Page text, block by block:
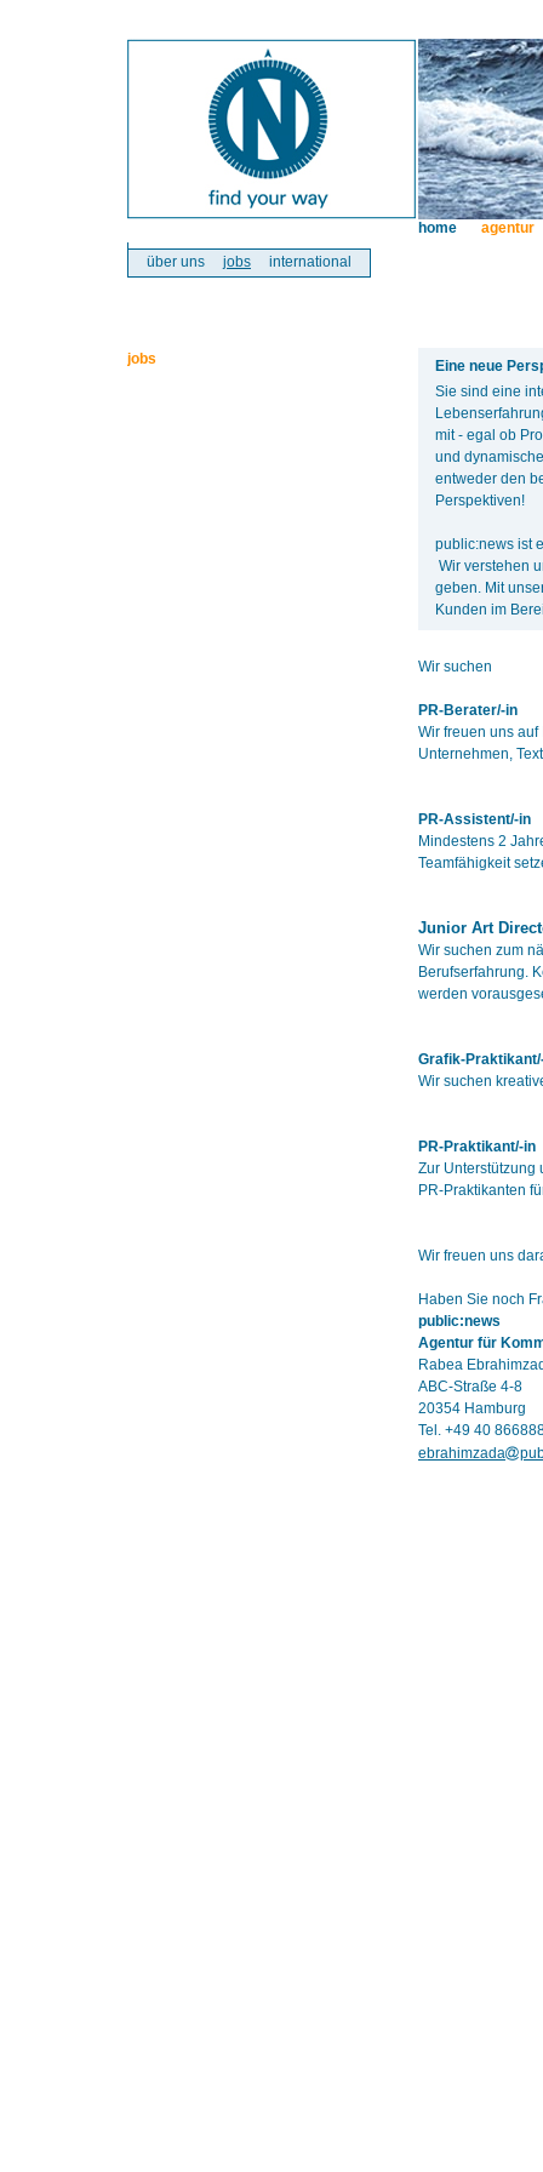
über uns jobs international
home agentur
jobs
Eine neue
Sie sind eine
mit - egal ob
und
entweder den
Perspektiven!
public:news ist
Wir verstehen
geben. Mit
Kunden im
Wir suchen
PR-Berater/-in
Wir freuen uns
Unternehmen,
PR-Assistent/-in
Mindestens 2
Teamfähigkeit
Junior Art
Wir suchen zum
Berufserfahrung.
werden
Grafik-
Wir suchen
PR-Praktikant/-in
Zur Unterstützung
PR-Praktikanten
Wir freuen uns
Haben Sie noch
public:news
Agentur für
Rabea
ABC-Straße 4-8
20354 Hamburg
Tel. +49 40
ebrahimzada